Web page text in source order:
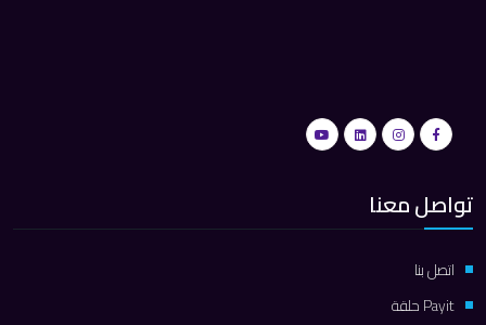
تواصل معنا
اتصل بنا
Payit حلقة